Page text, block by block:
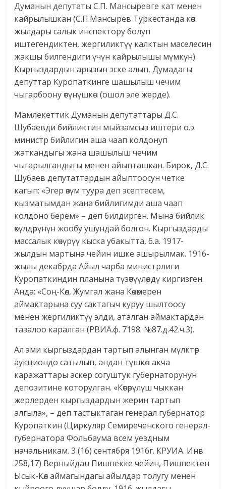
Думанын депутаты С.П. Мансыревге кат менен
кайрылышкан (С.П.Мансырев Туркестанда көп
жылдары салык инспектору болуп
иштегендиктен, жергиликтүү калктын маселесин
жакшы билгендиги үчүн кайрылышы мүмкүн).
Кыргыздардын арызын эске алып, Думадагы
депуттар Куропаткинге шашылыш чечим
чыгарбоону өтүнүшкөн (ошол эле жерде).
Мамлекеттик Думанын депутаттары Д.С.
Шубаевди бийликтин мыйзамсыз иштери о.э.
министр бийлигин аша чаап колдонуп
жаткандыгы жана шашылыш чечим
чыгарылгандыгы менен айыпташкан. Бирок, Д.С.
Шубаев депутаттардын айыптоосун четке
кагып: «Эгер өзүм туура деп эсептесем,
кызматымдан жана бийлигимди аша чаап
колдоно берем» – деп билдирген. Мына бийлик
өкүлдөрүнүн жообу ушундай болгон. Кыргыздарды
массалык көчүрүү кыска убакытта, б.а. 1917-
жылдын мартына чейин ишке ашырылмак. 1916-
жылы декабрда Айыл чарба министрлиги
Куропаткиндин планына түзөтүүлөрдү киргизген.
Анда: «Соң-Көл, Жумгал жана Көкөмерен
аймактарына суу сактагыч куруу шылтоосу
менен жергиликтүү элди, аталган аймактардан
тазалоо каралган (РВИА.ф. 7198. №87.д.42.ч.3).
Ал эми кыргыздардан тартып алынган мүлктөр
аукциондо сатылып, андан түшкөн акча
каражаттары аскер согуштук губернаторунун
депозитине которулган. «Көтөрүлүш чыккан
жерлерден кыргыздардын жерин тартып
алгыла», – деп тастыктаган генерал губернатор
Куропаткин (Циркуляр Семиреченского генерал-
губернатора Фольбаума всем уездным
начальникам. 3 (16) сентября 1916г. КРУИА. Инв
258,17) Верныйдан Пишпекке чейин, Пишпектен
Ысык-Көл аймагындагы айылдар толугу менен